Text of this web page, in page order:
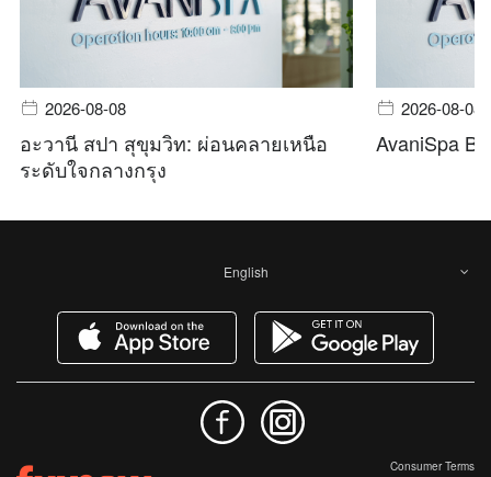
2026-08-08
อะวานี สปา สุขุมวิท: ผ่อนคลายเหนือ
ระดับใจกลางกรุง
2026-08-08
AvaniSpa
English
Consumer Terms